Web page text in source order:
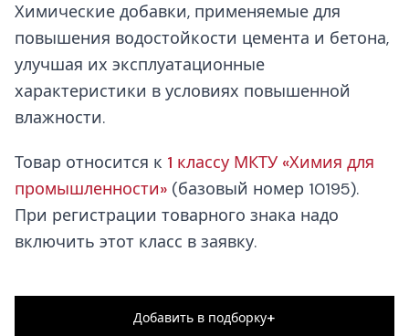
Химические добавки, применяемые для
повышения водостойкости цемента и бетона,
улучшая их эксплуатационные
характеристики в условиях повышенной
влажности.
Товар относится к 1 классу МКТУ «Химия для
промышленности» (базовый номер 10195).
При регистрации товарного знака надо
включить этот класс в заявку.
Добавить в подборку+